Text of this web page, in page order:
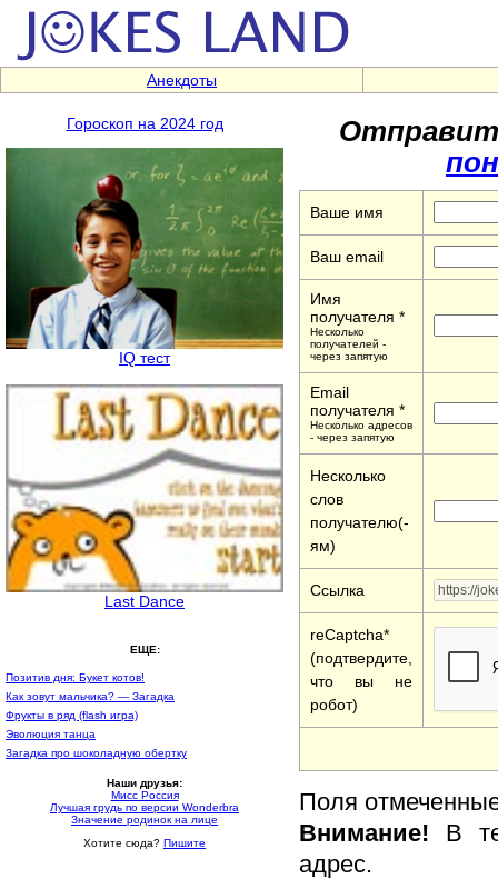
Анекдоты
Гороскоп на 2024 год
IQ тест
Last Dance
ЕЩЕ:
Позитив дня: Букет котов!
Как зовут мальчика? — Загадка
Фрукты в ряд (flash игра)
Эволюция танца
Загадка про шоколадную обертку
Наши друзья:
Мисс Россия
Лучшая грудь по версии Wonderbra
Значение родинок на лице
Хотите сюда? Пишите
Ваше имя
Ваш email
Имя
получателя *
Несколько
получателей -
через запятую
Email
получателя *
Несколько адресов
- через запятую
Несколько
слов
получателю(-
ям)
Ссылка
reCaptcha*
(подтвердите,
что вы не
робот)
Поля
Внимание! В
адрес.